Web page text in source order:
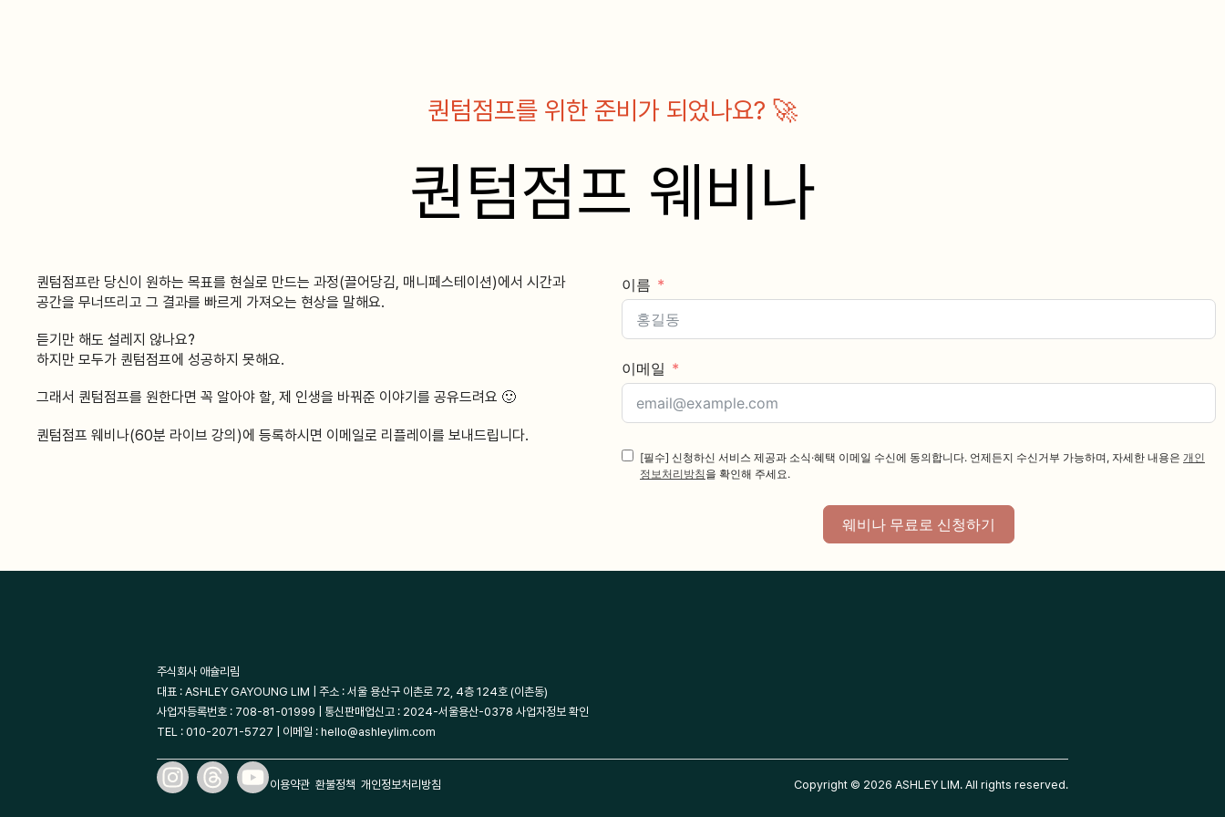
퀀텀점프를 위한 준비가 되었나요? 🚀
퀀텀점프 웨비나
퀀텀점프란 당신이 원하는 목표를 현실로 만드는 과정(끌어당김, 매니페스테이션)에서 시간과
공간을 무너뜨리고 그 결과를 빠르게 가져오는 현상을 말해요.
듣기만 해도 설레지 않나요?
하지만 모두가 퀀텀점프에 성공하지 못해요.
그래서 퀀텀점프를 원한다면 꼭 알아야 할, 제 인생을 바꿔준 이야기를 공유드려요 🙂
퀀텀점프 웨비나(60분 라이브 강의)에 등록하시면 이메일로 리플레이를 보내드립니다.
이름
이메일
[필수] 신청하신 서비스 제공과 소식·혜택 이메일 수신에 동의합니다. 언제든지 수신거부 가능하며, 자세한 내용은 개인
정보처리방침을 확인해 주세요.
웨비나 무료로 신청하기
주식회사 애슐리림
대표 : ASHLEY GAYOUNG LIM | 주소 : 서울 용산구 이촌로 72, 4층 124호 (이촌동)
사업자등록번호 : 708-81-01999 | 통신판매업신고 : 2024-서울용산-0378 사업자정보 확인
TEL : 010-2071-5727 | 이메일 : hello@ashleylim.com
이용약관 환불정책 개인정보처리방침 Copyright © 2026 ASHLEY LIM. All rights reserved.